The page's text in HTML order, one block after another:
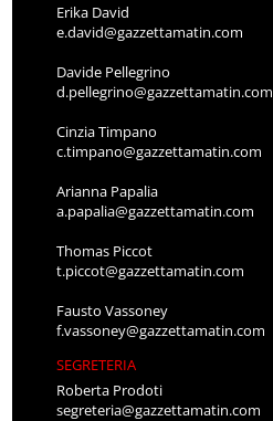
Erika David
e.david@gazzettamatin.com
Davide Pellegrino
d.pellegrino@gazzettamatin.com
Cinzia Timpano
c.timpano@gazzettamatin.com
Arianna Papalia
a.papalia@gazzettamatin.com
Thomas Piccot
t.piccot@gazzettamatin.com
Fausto Vassoney
f.vassoney@gazzettamatin.com
SEGRETERIA
Roberta Prodoti
segreteria@gazzettamatin.com